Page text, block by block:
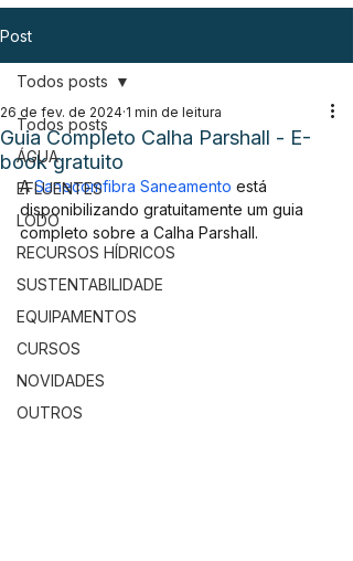
Post
Todos posts
ÁGUA
EFLUENTES
LODO
RECURSOS HÍDRICOS
SUSTENTABILIDADE
EQUIPAMENTOS
CURSOS
NOVIDADES
OUTROS
Todos posts
Guia Completo Calha Parshall - E-
book gratuito
26 de fev. de 2024 1 min de leitura
A Sanecomfibra Saneamento está
disponibilizando gratuitamente um guia
completo sobre a Calha Parshall.